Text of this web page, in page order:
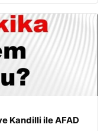
Kandilli ile AFAD